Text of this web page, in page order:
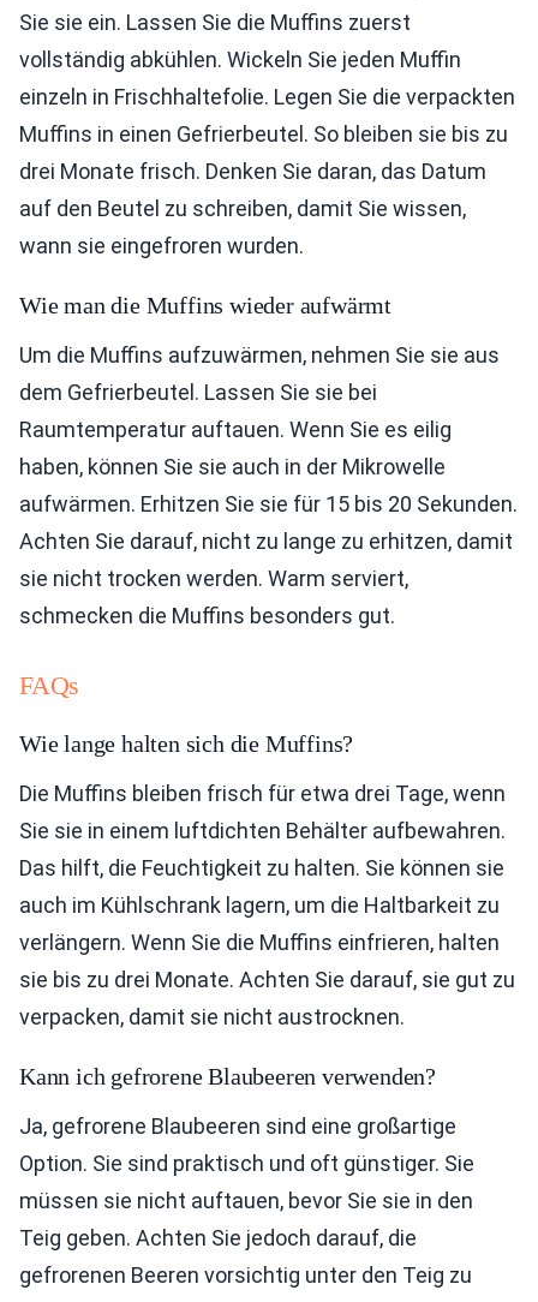
Sie sie ein. Lassen Sie die Muffins zuerst
vollständig abkühlen. Wickeln Sie jeden Muffin
einzeln in Frischhaltefolie. Legen Sie die verpackten
Muffins in einen Gefrierbeutel. So bleiben sie bis zu
drei Monate frisch. Denken Sie daran, das Datum
auf den Beutel zu schreiben, damit Sie wissen,
wann sie eingefroren wurden.
Wie man die Muffins wieder aufwärmt
Um die Muffins aufzuwärmen, nehmen Sie sie aus
dem Gefrierbeutel. Lassen Sie sie bei
Raumtemperatur auftauen. Wenn Sie es eilig
haben, können Sie sie auch in der Mikrowelle
aufwärmen. Erhitzen Sie sie für 15 bis 20 Sekunden.
Achten Sie darauf, nicht zu lange zu erhitzen, damit
sie nicht trocken werden. Warm serviert,
schmecken die Muffins besonders gut.
FAQs
Wie lange halten sich die Muffins?
Die Muffins bleiben frisch für etwa drei Tage, wenn
Sie sie in einem luftdichten Behälter aufbewahren.
Das hilft, die Feuchtigkeit zu halten. Sie können sie
auch im Kühlschrank lagern, um die Haltbarkeit zu
verlängern. Wenn Sie die Muffins einfrieren, halten
sie bis zu drei Monate. Achten Sie darauf, sie gut zu
verpacken, damit sie nicht austrocknen.
Kann ich gefrorene Blaubeeren verwenden?
Ja, gefrorene Blaubeeren sind eine großartige
Option. Sie sind praktisch und oft günstiger. Sie
müssen sie nicht auftauen, bevor Sie sie in den
Teig geben. Achten Sie jedoch darauf, die
gefrorenen Beeren vorsichtig unter den Teig zu